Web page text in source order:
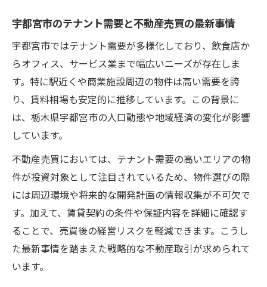
宇都宮市のテナント需要と不動産売買の最新事情
宇都宮市ではテナント需要が多様化しており、飲食店か
らオフィス、サービス業まで幅広いニーズが存在しま
す。特に駅近くや商業施設周辺の物件は高い需要を誇
り、賃料相場も安定的に推移しています。この背景に
は、栃木県宇都宮市の人口動態や地域経済の変化が影響
しています。
不動産売買においては、テナント需要の高いエリアの物
件が投資対象として注目されているため、物件選びの際
には周辺環境や将来的な開発計画の情報収集が不可欠で
す。加えて、賃貸契約の条件や保証内容を詳細に確認す
ることで、売買後の経営リスクを軽減できます。こうし
た最新事情を踏まえた戦略的な不動産取引が求められて
います。